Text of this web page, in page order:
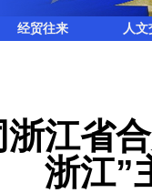
经贸往来 人
浙江省
浙江”